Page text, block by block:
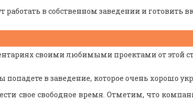
работать в собственном заведении и готовить
своими любимыми проектами от этой
попадете в заведение, которое очень хорошо
свое свободное время. Отметим, что